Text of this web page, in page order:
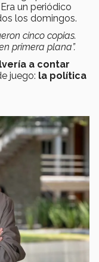
un periódico
los domingos.
cinco copias.
primera plana”.
a contar
juego: la política